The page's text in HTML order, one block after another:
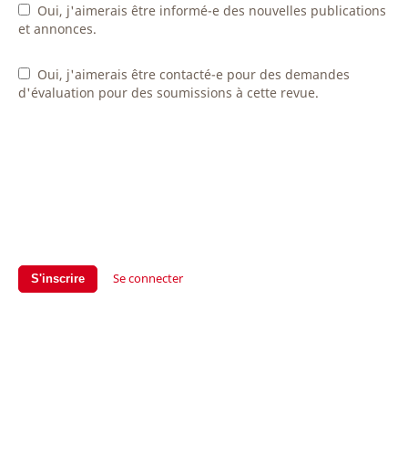
et annonces.
d'évaluation pour des soumissions à cette revue.
S'inscrire Se connecter